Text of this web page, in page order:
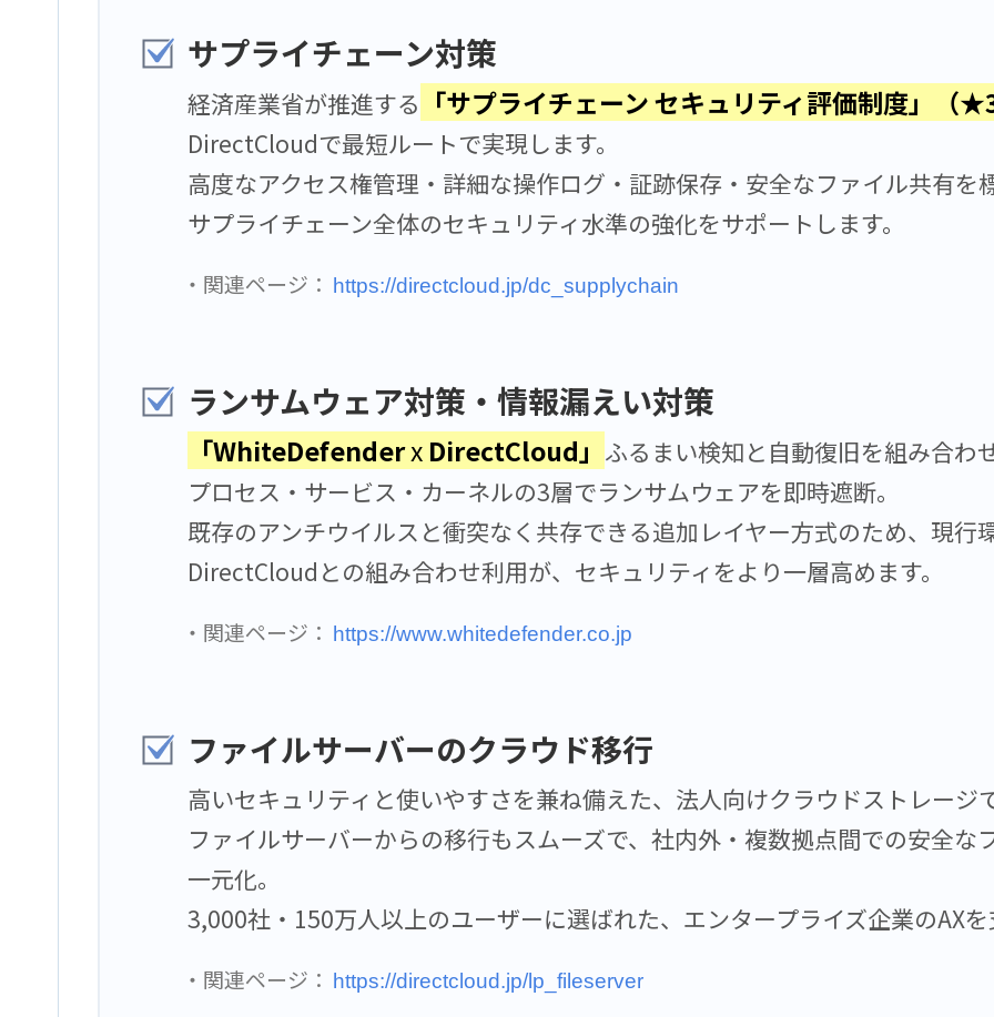
サプライチェーン対策
経済産業省が推進する 「サプライチェーン セキュリティ評価制度」
DirectCloudで最短ルートで実現します。
高度なアクセス権管理・詳細な操作ログ・証跡保存・安全なファイル共有を
サプライチェーン全体のセキュリティ水準の強化をサポートします。
・関連ページ： https://directcloud.jp/dc_supplychain
ランサムウェア対策・情報漏えい対策
「WhiteDefenderx DirectCloud」 ふるまい検知と自動復旧を組み合わ
プロセス・サービス・カーネルの3層でランサムウェアを即時遮断。
既存のアンチウイルスと衝突なく共存できる追加レイヤー方式のため、現行
DirectCloudとの組み合わせ利用が、セキュリティをより一層高めます。
・関連ページ： https://www.whitedefender.co.jp
ファイルサーバーのクラウド移行
高いセキュリティと使いやすさを兼ね備えた、法人向けクラウドストレージで
ファイルサーバーからの移行もスムーズで、社内外・複数拠点間での安全な
一元化。
3,000社・150万人以上のユーザーに選ばれた、エンタープライズ企業のAXを
・関連ページ： https://directcloud.jp/lp_fileserver